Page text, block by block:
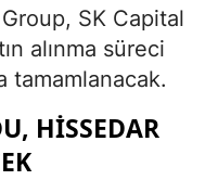
SK Capital
alınma süreci
tamamlanacak.
HISSEDAR